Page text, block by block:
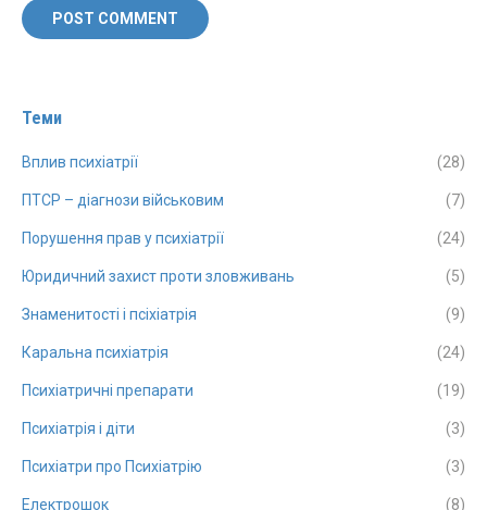
POST COMMENT
Теми
Вплив психіатрії (28)
ПТСР – діагнози військовим (7)
Порушення прав у психіатрії (24)
Юридичний захист проти зловживань (5)
Знаменитості і псіхіатрія (9)
Каральна психіатрія (24)
Психіатричні препарати (19)
Психіатрія і діти (3)
Психіатри про Психіатрію (3)
Електрошок (8)